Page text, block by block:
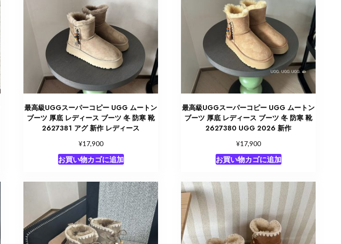
最高級UGGスーパーコピー UGG ムートン
ブーツ 厚底 レディース ブーツ 冬 防寒 靴
2627381 アグ 新作 レディース
¥17,900
お買い物カゴに追加
最高級UGGスーパーコピー UGG ムートン
ブーツ 厚底 レディース ブーツ 冬 防寒 靴
2627380 UGG 2026 新作
¥17,900
お買い物カゴに追加